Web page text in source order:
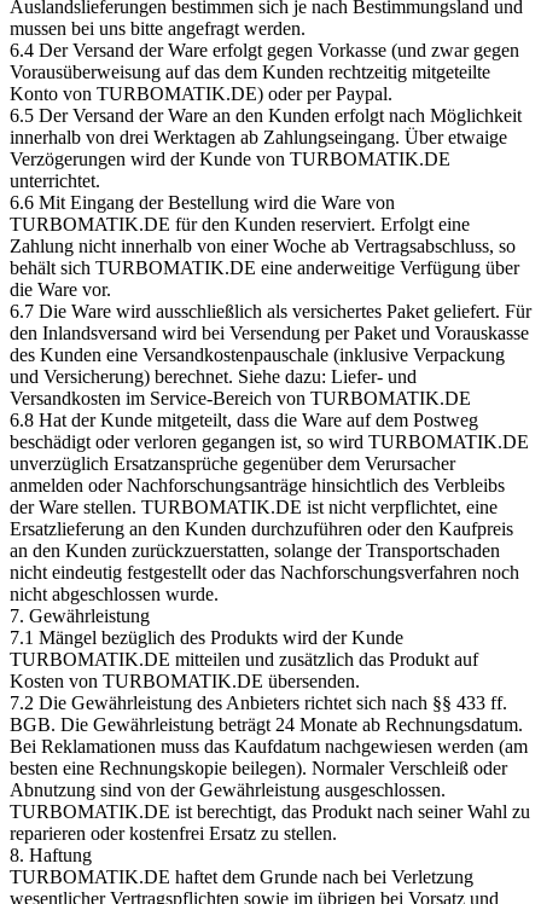
Auslandslieferungen bestimmen sich je nach Bestimmungsland und
mussen bei uns bitte angefragt werden.
6.4 Der Versand der Ware erfolgt gegen Vorkasse (und zwar gegen
Vorausüberweisung auf das dem Kunden rechtzeitig mitgeteilte
Konto von TURBOMATIK.DE) oder per Paypal.
6.5 Der Versand der Ware an den Kunden erfolgt nach Möglichkeit
innerhalb von drei Werktagen ab Zahlungseingang. Über etwaige
Verzögerungen wird der Kunde von TURBOMATIK.DE
unterrichtet.
6.6 Mit Eingang der Bestellung wird die Ware von
TURBOMATIK.DE für den Kunden reserviert. Erfolgt eine
Zahlung nicht innerhalb von einer Woche ab Vertragsabschluss, so
behält sich TURBOMATIK.DE eine anderweitige Verfügung über
die Ware vor.
6.7 Die Ware wird ausschließlich als versichertes Paket geliefert. Für
den Inlandsversand wird bei Versendung per Paket und Vorauskasse
des Kunden eine Versandkostenpauschale (inklusive Verpackung
und Versicherung) berechnet. Siehe dazu: Liefer- und
Versandkosten im Service-Bereich von TURBOMATIK.DE
6.8 Hat der Kunde mitgeteilt, dass die Ware auf dem Postweg
beschädigt oder verloren gegangen ist, so wird TURBOMATIK.DE
unverzüglich Ersatzansprüche gegenüber dem Verursacher
anmelden oder Nachforschungsanträge hinsichtlich des Verbleibs
der Ware stellen. TURBOMATIK.DE ist nicht verpflichtet, eine
Ersatzlieferung an den Kunden durchzuführen oder den Kaufpreis
an den Kunden zurückzuerstatten, solange der Transportschaden
nicht eindeutig festgestellt oder das Nachforschungsverfahren noch
nicht abgeschlossen wurde.
7. Gewährleistung
7.1 Mängel bezüglich des Produkts wird der Kunde
TURBOMATIK.DE mitteilen und zusätzlich das Produkt auf
Kosten von TURBOMATIK.DE übersenden.
7.2 Die Gewährleistung des Anbieters richtet sich nach §§ 433 ff.
BGB. Die Gewährleistung beträgt 24 Monate ab Rechnungsdatum.
Bei Reklamationen muss das Kaufdatum nachgewiesen werden (am
besten eine Rechnungskopie beilegen). Normaler Verschleiß oder
Abnutzung sind von der Gewährleistung ausgeschlossen.
TURBOMATIK.DE ist berechtigt, das Produkt nach seiner Wahl zu
reparieren oder kostenfrei Ersatz zu stellen.
8. Haftung
TURBOMATIK.DE haftet dem Grunde nach bei Verletzung
wesentlicher Vertragspflichten sowie im übrigen bei Vorsatz und